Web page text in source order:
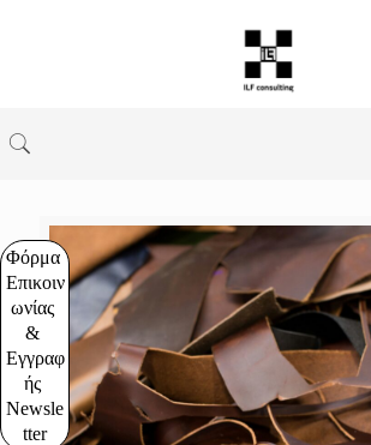
Φόρμα
Επικοιν
ωνίας
&
Εγγραφ
ής
Newsle
tter